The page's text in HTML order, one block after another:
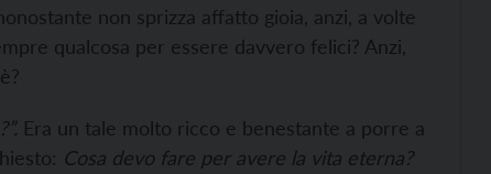
non sprizza affatto gioia, anzi, a volte
qualcosa per essere davvero felici? Anzi,
Era un tale molto ricco e benestante a porre a
Cosa devo fare per avere la vita eterna?